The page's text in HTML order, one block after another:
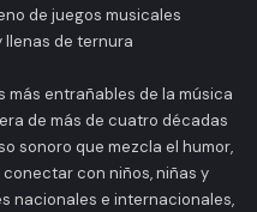
de juegos musicales
llenas de ternura
más entrañables de la música
de más de cuatro décadas
sonoro que mezcla el humor,
con niños, niñas y
nacionales e internacionales,